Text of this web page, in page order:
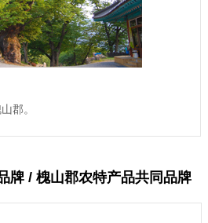
郡。
牌 / 槐山郡农特产品共同品牌